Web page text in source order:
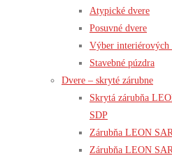
Atypické dvere
Posuvné dvere
Výber interiérových
Stavebné púzdra
Dvere – skryté zárubne
Skrytá zárubňa
SDP
Zárubňa LEON
Zárubňa LEON